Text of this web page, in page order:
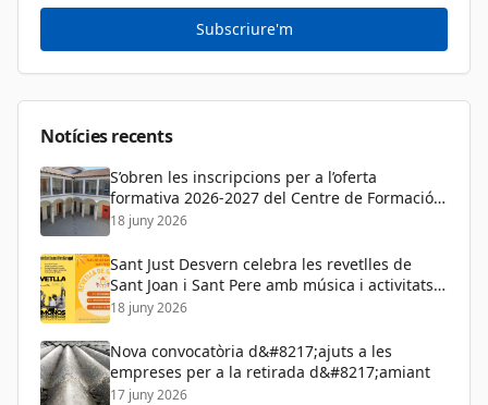
Diversitat Sexual i de Gènere
Dona
Subscriure'm
Notícies recents
S’obren les inscripcions per a l’oferta
formativa 2026-2027 del Centre de Formació
de Persones Adultes
18 juny 2026
Sant Just Desvern celebra les revetlles de
Sant Joan i Sant Pere amb música i activitats
per a tots els públics
18 juny 2026
Nova convocatòria d&#8217;ajuts a les
empreses per a la retirada d&#8217;amiant
17 juny 2026